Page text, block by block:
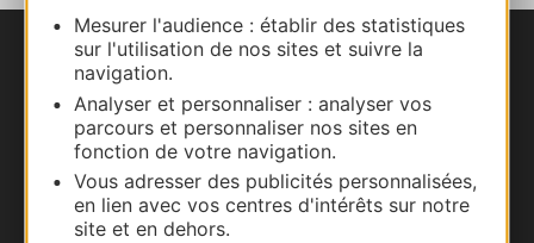
Mesurer l'audience : établir des statistiques
sur l'utilisation de nos sites et suivre la
navigation.
Analyser et personnaliser : analyser vos
parcours et personnaliser nos sites en
fonction de votre navigation.
Vous adresser des publicités personnalisées,
en lien avec vos centres d'intérêts sur notre
site et en dehors.
Nous contacter
Carte interactive
Documentation